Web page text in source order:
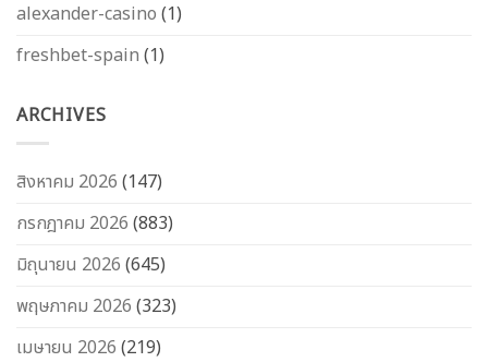
alexander-casino (1)
freshbet-spain (1)
ARCHIVES
สิงหาคม 2026 (147)
กรกฎาคม 2026 (883)
มิถุนายน 2026 (645)
พฤษภาคม 2026 (323)
เมษายน 2026 (219)